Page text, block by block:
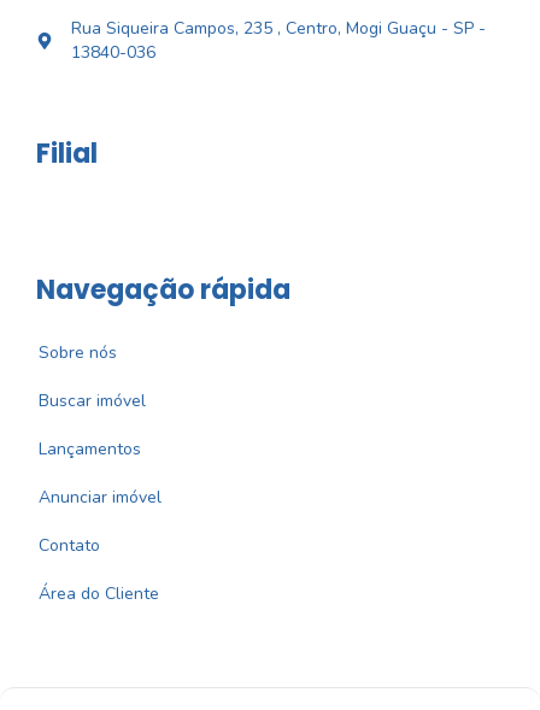
Rua Siqueira Campos, 235 , Centro, Mogi Guaçu - SP -
13840-036
Filial
Navegação rápida
Sobre nós
Buscar imóvel
Lançamentos
Anunciar imóvel
Contato
Área do Cliente